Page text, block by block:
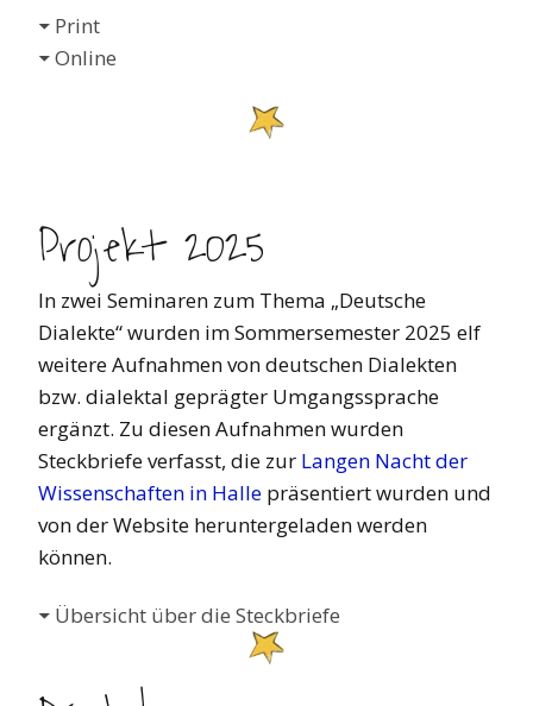
Print
Online
Projekt 2025
In zwei Seminaren zum Thema „Deutsche
Dialekte“ wurden im Sommersemester 2025 elf
weitere Aufnahmen von deutschen Dialekten
bzw. dialektal geprägter Umgangssprache
ergänzt. Zu diesen Aufnahmen wurden
Steckbriefe verfasst, die zur Langen Nacht der
Wissenschaften in Halle präsentiert wurden und
von der Website heruntergeladen werden
können.
Übersicht über die Steckbriefe